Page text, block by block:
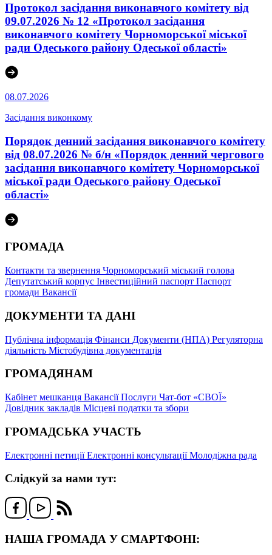
Протокол засідання виконавчого комітету від
09.07.2026 № 12 «Протокол засідання
виконавчого комітету Чорноморської міської
ради Одеського району Одеської області»
08.07.2026
Засідання виконкому
Порядок денний засідання виконавчого комітету
від 08.07.2026 № б/н «Порядок денний чергового
засідання виконавчого комітету Чорноморської
міської ради Одеського району Одеської
області»
ГРОМАДА
Контакти та звернення Чорноморський міський голова
Депутатський корпус Інвестиційний паспорт Паспорт
громади Вакансії
ДОКУМЕНТИ ТА ДАНІ
Публічна інформація Фінанси Документи (НПА) Регуляторна
діяльність Містобудівна документація
ГРОМАДЯНАМ
Кабінет мешканця ВакансіїПослуги Чат-бот «СВОЇ»
Довідник закладів Місцеві податки та збори
ГРОМАДСЬКА УЧАСТЬ
Електронні петиціїЕлектронні консультаціїМолодіжна рада
Слідкуй за нами тут:
НАША ГРОМАДА У СМАРТФОНІ: